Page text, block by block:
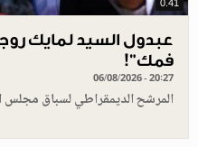
0.41
عبدول السيد لمايك
فمك"!
06/08/2026 - 20:27
المرشح الديمقراطي لسباق